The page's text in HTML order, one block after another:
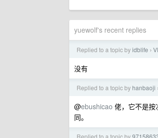
yuewolf's recent replies
Replied to a topic byidblife ›
没有
Replied to a topic by hanbaoji ›
@ebushicao 佬，它不是
同。
Replied to a topic by